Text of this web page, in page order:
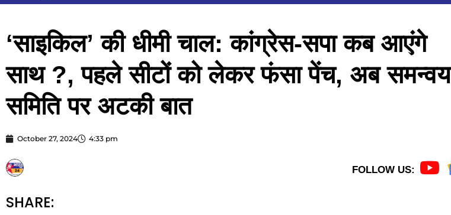
‘साइकिल’ की धीमी चाल: कांग्रेस-सपा कब आएंगे
साथ ?, पहले सीटों को लेकर फंसा पेंच, अब समन्वय
समिति पर अटकी बात
October 27, 2024 4:33 pm
FOLLOW US:
SHARE: